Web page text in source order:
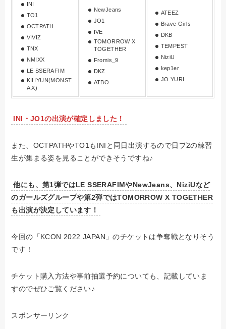
INI
TO1
OCTPATH
VIVIZ
TNX
NMIXX
LE SSERAFIM
KIHYUN(MONST
A X)
NewJeans
JO1
IVE
TOMORROW X
TOGETHER
Fromis_9
DKZ
ATBO
ATEEZ
Brave Girls
DKB
TEMPEST
NiziU
kep1er
JO YURI
INI・JO1の出演が確定しました！
また、OCTPATHやTO1もINIと同日出演するので日プ2の練習
生が集まる姿を見ることができそうですね♪
他にも、第1弾ではLE SSERAFIMやNewJeans、NiziUなど
のガールズグループや第2弾ではTOMORROW X TOGETHER
も出演が決定しています！
今回の「KCON 2022 JAPAN」のチケットは争奪戦となりそう
です！
チケット購入方法や事前抽選予約についても、記載していま
すのでぜひご覧ください♪
スポンサーリンク